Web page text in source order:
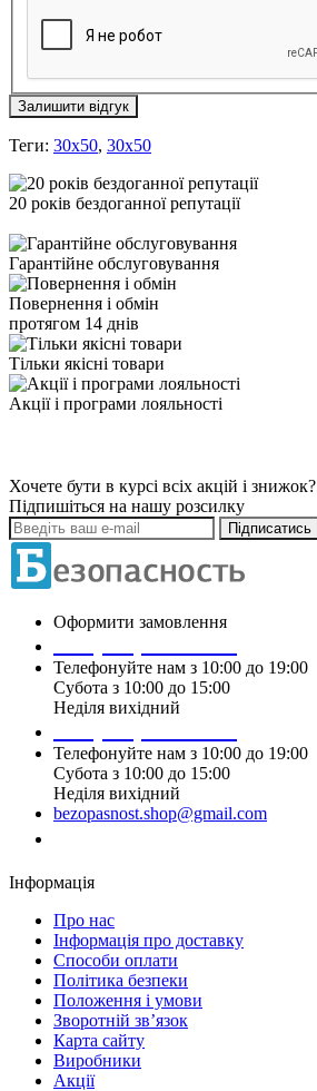
Залишити відгук
Теги: 30x50, 30х50
20 років бездоганної репутації
Гарантійне обслуговування
Повернення і обмін
протягом 14 днів
Тільки якісні товари
Акції і програми лояльності
Хочете бути в курсі всіх акцій і знижок?
Підпишіться на нашу розсилку
Підписатись
Оформити замовлення
Телефонуйте нам з 10:00 до 19:00
Субота з 10:00 до 15:00
Неділя вихідний
Телефонуйте нам з 10:00 до 19:00
Субота з 10:00 до 15:00
Неділя вихідний
bezopasnost.shop@gmail.com
Інформація
Про нас
Iнформація про доставку
Способи оплати
Політика безпеки
Положення і умови
Зворотній зв’язок
Карта сайту
Виробники
Акції